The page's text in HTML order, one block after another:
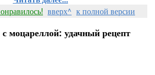
вверх^ к полной версии
моцареллой: удачный рецепт